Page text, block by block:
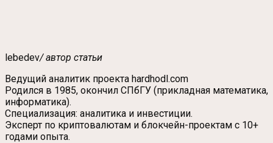
lebedev/ автор статьи
Ведущий аналитик проекта hardhodl.com
Родился в 1985, окончил СПбГУ (прикладная математика,
информатика).
Специализация: аналитика и инвестиции.
Эксперт по криптовалютам и блокчейн-проектам с 10+
годами опыта.